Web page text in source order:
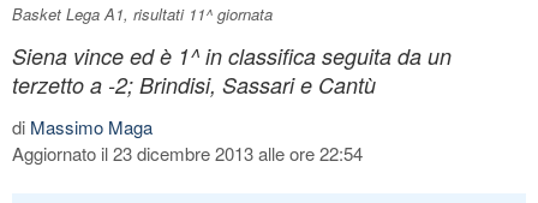
Basket Lega A1, risultati 11^ giornata
Siena vince ed è 1^ in classifica seguita da un
terzetto a -2; Brindisi, Sassari e Cantù
di Massimo Maga
Aggiornato il 23 dicembre 2013 alle ore 22:54